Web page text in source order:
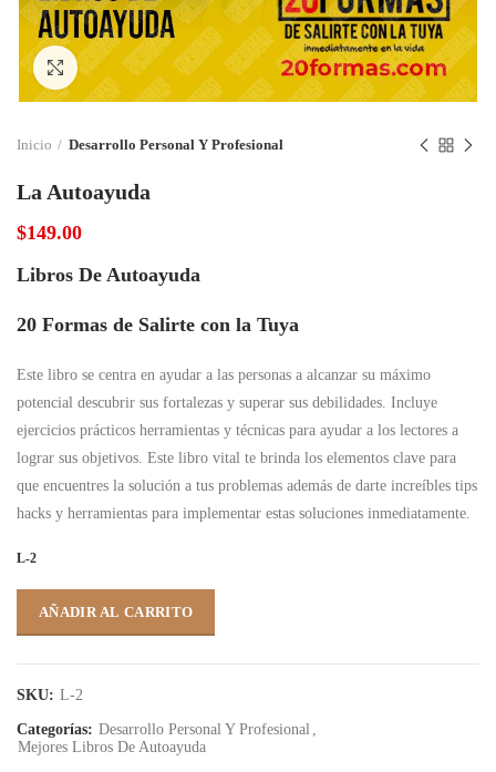
Click to enlarge
Inicio Desarrollo Personal Y Profesional
La Autoayuda
$149.00
Libros De Autoayuda
20 Formas de Salirte con la Tuya
Este libro se centra en ayudar a las personas a alcanzar su máximo
potencial descubrir sus fortalezas y superar sus debilidades. Incluye
ejercicios prácticos herramientas y técnicas para ayudar a los lectores a
lograr sus objetivos. Este libro vital te brinda los elementos clave para
que encuentres la solución a tus problemas además de darte increíbles tips
hacks y herramientas para implementar estas soluciones inmediatamente.
L-2
AÑADIR AL CARRITO
SKU: L-2
Categorías: Desarrollo Personal Y Profesional ,
Mejores Libros De Autoayuda